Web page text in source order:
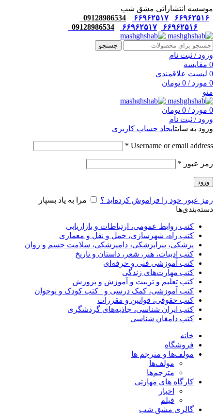
موسسه انتشاراتی مشق شب
۶۶۹۶۲۵۱۶
۶۶۹۶۲۵۱۷
09128986534
۶۶۹۶۲۵۱۶
۶۶۹۶۲۵۱۷ 09128986534
جستجو
ورود / ثبت نام
0 مقایسه
0 لیست علاقمندی
0 مورد /
0 تومان
منو
0 مورد /
0 تومان
ورود / ثبت نام
ورود به سایتایجاد حساب کاربری
Username or email address
*
رمز عبور *
ورود
رمز عبور خود را فراموش کرده‌اید ؟
مرا به یاد بسپار
دسته‌بندی‌ها
کتب روابط عمومی، ارتباطات و بازاریابی
کتب راه، شهرسازی، حمل و نقل و معماری
پزشکی، پیراپزشکی، دامپزشکی، سلامت جسم و روان
کتب ادبیات، هنر، شعر، داستان و تاریخ
کتب آموزشی فنی و حرفه‌ای
کتب مهارت‌های زندگی
کتب تعلیم و تربیت و آموزش و پرورش
کتب آموزشی، کمک درسی و _کتب کودک و نوجوان
کتب حقوقی، قوانین و مقررات
کتب ایران شناسی، جاذبه‌های گردشگری
کتب دامغان شناسی
خانه
فروشگاه
مولف‌ها و مترجم ها
مولف‌ها
مترجم‌ها
کارگاه های مهارتی
اخبار
فیلم
گالری مشق شب